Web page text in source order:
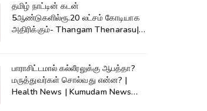
தமிழ் நாட்டின் கடன்
5ஆண்டுகளில்ரூ.20 லட்சம் கோடியாக
அதிரிக்கும்- Thangam Thenarasu|
பாராசிட்டமால் கல்லீரலுக்கு ஆபத்தா?
மருத்துவர்கள் சொல்வது என்ன? |
Health News | Kumudam News